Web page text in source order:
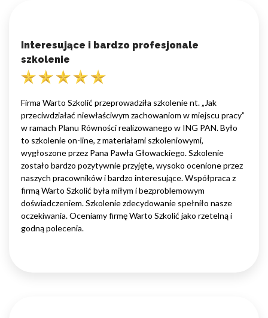
Interesujące i bardzo profesjonale
szkolenie
Firma Warto Szkolić przeprowadziła szkolenie nt. „Jak
przeciwdziałać niewłaściwym zachowaniom w miejscu pracy”
w ramach Planu Równości realizowanego w ING PAN. Było
to szkolenie on-line, z materiałami szkoleniowymi,
wygłoszone przez Pana Pawła Głowackiego. Szkolenie
zostało bardzo pozytywnie przyjęte, wysoko ocenione przez
naszych pracowników i bardzo interesujące. Współpraca z
firmą Warto Szkolić była miłym i bezproblemowym
doświadczeniem. Szkolenie zdecydowanie spełniło nasze
oczekiwania. Oceniamy firmę Warto Szkolić jako rzetelną i
godną polecenia.